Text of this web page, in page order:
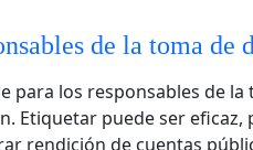
de la toma de
para los responsables de la
Etiquetar puede ser eficaz,
rendición de cuentas